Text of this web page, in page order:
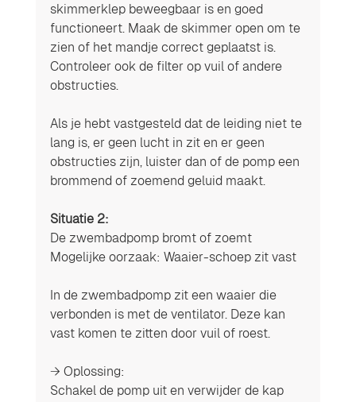
skimmerklep beweegbaar is en goed
functioneert. Maak de skimmer open om te
zien of het mandje correct geplaatst is.
Controleer ook de filter op vuil of andere
obstructies.
Als je hebt vastgesteld dat de leiding niet te
lang is, er geen lucht in zit en er geen
obstructies zijn, luister dan of de pomp een
brommend of zoemend geluid maakt.
Situatie 2:
De zwembadpomp bromt of zoemt
Mogelijke oorzaak: Waaier-schoep zit vast
In de zwembadpomp zit een waaier die
verbonden is met de ventilator. Deze kan
vast komen te zitten door vuil of roest.
→ Oplossing:
Schakel de pomp uit en verwijder de kap